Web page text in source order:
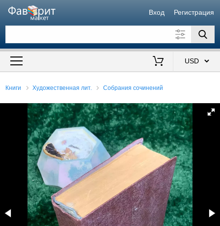
Вход Регистрация
Искать также в описании
Книги Художественная лит. Собрания сочинений